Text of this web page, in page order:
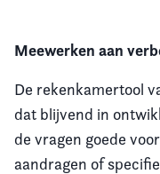
Meewerken aan
De rekenkamertool
dat blijvend in
de vragen goede
aandragen of